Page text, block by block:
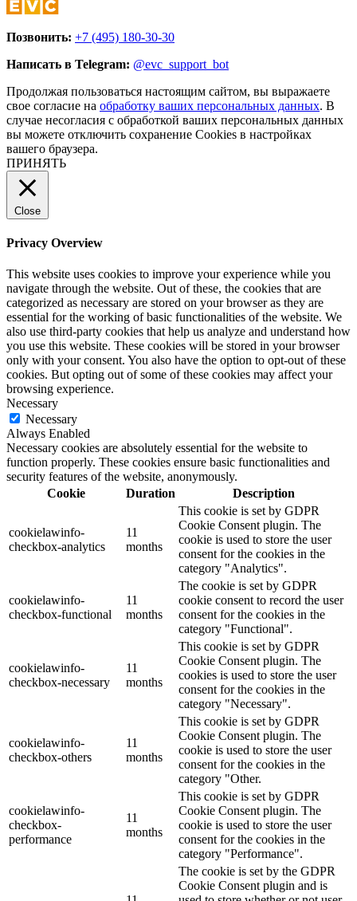
Позвонить: +7 (495) 180-30-30
Написать в Telegram: @evc_support_bot
Продолжая пользоваться настоящим сайтом, вы выражаете
свое согласие на обработку ваших персональных данных. В
случае несогласия с обработкой ваших персональных данных
вы можете отключить сохранение Cookies в настройках
вашего браузера.
ПРИНЯТЬ
Close
Privacy Overview
This website uses cookies to improve your experience while you
navigate through the website. Out of these, the cookies that are
categorized as necessary are stored on your browser as they are
essential for the working of basic functionalities of the website. We
also use third-party cookies that help us analyze and understand how
you use this website. These cookies will be stored in your browser
only with your consent. You also have the option to opt-out of these
cookies. But opting out of some of these cookies may affect your
browsing experience.
Necessary
Necessary
Always Enabled
Necessary cookies are absolutely essential for the website to
function properly. These cookies ensure basic functionalities and
security features of the website, anonymously.
Cookie
Duration Description
cookielawinfo-
checkbox-analytics
11
months
This cookie is set by GDPR
Cookie Consent plugin. The
cookie is used to store the user
consent for the cookies in the
category "Analytics".
cookielawinfo-
checkbox-functional
11
months
The cookie is set by GDPR
cookie consent to record the user
consent for the cookies in the
category "Functional".
cookielawinfo-
checkbox-necessary
11
months
This cookie is set by GDPR
Cookie Consent plugin. The
cookies is used to store the user
consent for the cookies in the
category "Necessary".
cookielawinfo-
checkbox-others
11
months
This cookie is set by GDPR
Cookie Consent plugin. The
cookie is used to store the user
consent for the cookies in the
category "Other.
cookielawinfo-
checkbox-
performance
11
months
This cookie is set by GDPR
Cookie Consent plugin. The
cookie is used to store the user
consent for the cookies in the
category "Performance".
The cookie is set by the GDPR
Cookie Consent plugin and is